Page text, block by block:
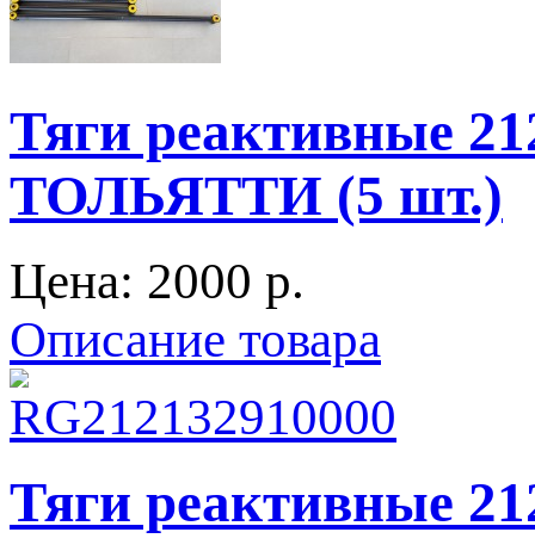
Тяги реактивные
ТОЛЬЯТТИ (5 шт.)
Цена: 2000 p.
Описание товара
Тяги реактивные